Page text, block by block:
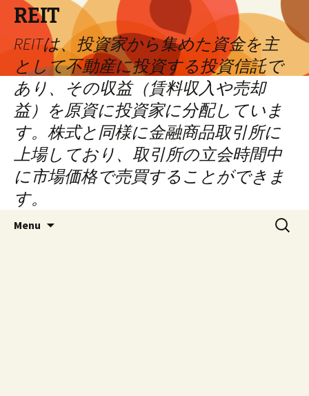
REIT
REITは、投資家から集めた資金を主
として不動産に投資する投資信託で
あり、その収益（賃料収入や売却
益）を原資に投資家に分配していま
す。株式と同様に金融商品取引所に
上場しており、取引所の立会時間中
に市場価格で売買することができま
す。
Menu
Search
for: